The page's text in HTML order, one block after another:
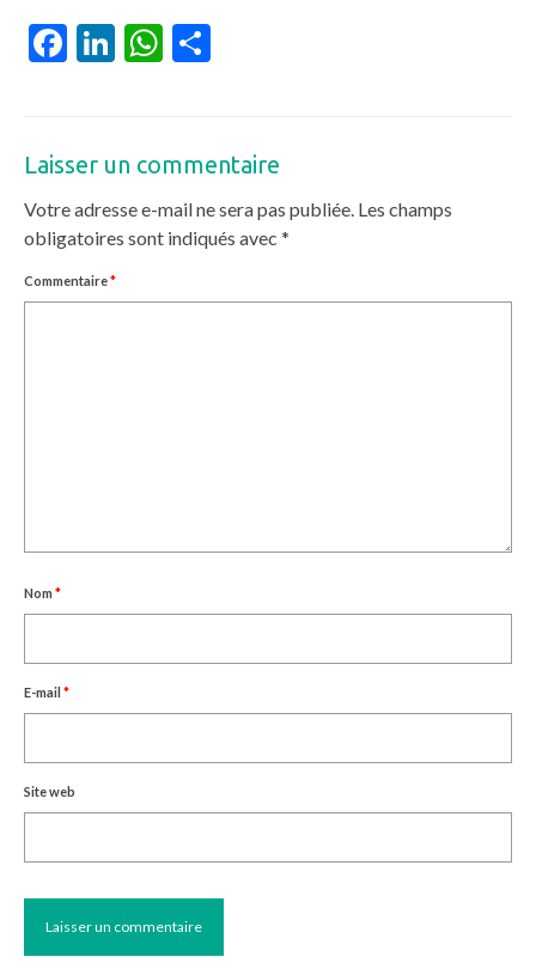
Facebook
LinkedIn
WhatsApp
Laisser un commentaire
Votre adresse e-mail ne sera pas publiée. Les champs
obligatoires sont indiqués avec *
Commentaire*
Nom *
E-mail *
Site web